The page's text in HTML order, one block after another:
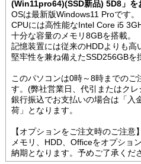
(Win11pro64)(SSD新品) 5D8」を
OSは最新版Windows11 Proです。
CPUには高性能なIntel Core i5
十分な容量のメモリ8GBを搭載。
記憶装置には従来のHDDよりも高
堅牢性を兼ね備えたSSD256GBを
このパソコンは0時～8時までのご
す。(弊社営業日、代引またはク
銀行振込でお支払いの場合は「入
荷」となります。
【オプションをご注文時のご注意】
メモリ、HDD、Officeをオプショ
納期となります。予めご了承くだ